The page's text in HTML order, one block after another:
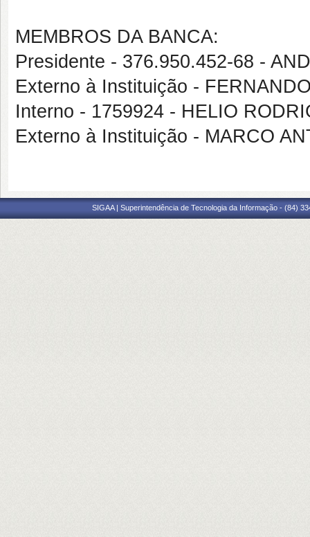
MEMBROS DA BANCA:
Presidente - 376.950.452-68 -
Externo à Instituição -
Interno - 1759924 - HELIO
Externo à Instituição - MARCO
SIGAA | Superintendência de Tecnologia da Informação - (84)